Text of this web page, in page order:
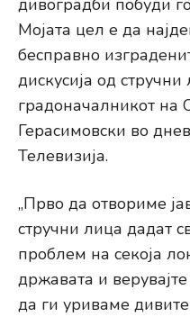
дивоградби побуди
Мојата цел е да
бесправно
дискусија од стручни
градоначалникот
Герасимовски во
Телевизија.
„Прво да отвориме
стручни лица дадат
проблем на секоја
државата и
да ги уриваме